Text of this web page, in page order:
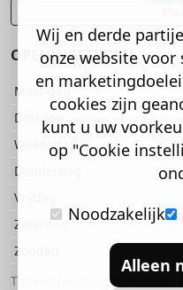
OPENINGSTIJDEN
Maandag
Dinsdag
Woensdag
Donderdag
Vrijdag
Zaterdag
Zondag
Tijdens feestdagen kunnen
Wij en derde
onze website
en
cookies zijn
kunt u uw
op "Cookie
Noodzakelijk
Alleen